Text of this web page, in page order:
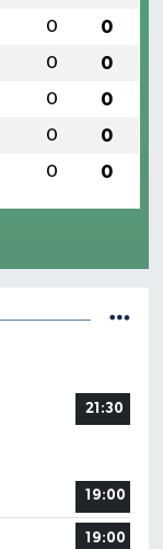
0 0
0 0
0 0
0 0
0 0
21:30
19:00
19:00